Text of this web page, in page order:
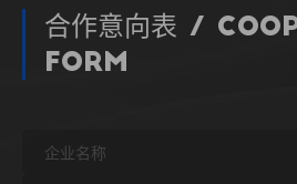
合作意向表 /
Form